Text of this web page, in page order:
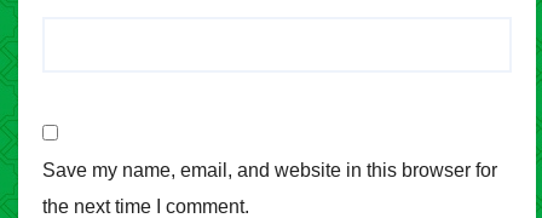
Save my name, email, and website in this browser for
the next time I comment.